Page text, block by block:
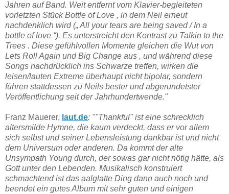
Jahren auf Band. Weit entfernt vom Klavier-begleiteten
vorletzten Stück Bottle of Love , in dem Neil erneut
nachdenklich wird („ All your tears are being saved / In a
bottle of love “). Es unterstreicht den Kontrast zu Talkin to the
Trees . Diese gefühlvollen Momente gleichen die Wut von
Lets Roll Again und Big Change aus , und während diese
Songs nachdrücklich ins Schwarze treffen, wirken die
leisen/lauten Extreme überhaupt nicht bipolar, sondern
führen stattdessen zu Neils bester und abgerundetster
Veröffentlichung seit der Jahrhundertwende."
Franz Mauerer, laut.de: ""Thankful" ist eine schrecklich
altersmilde Hymne, die kaum verdeckt, dass er vor allem
sich selbst und seiner Lebensleistung dankbar ist und nicht
dem Universum oder anderen. Da kommt der alte
Unsympath Young durch, der sowas gar nicht nötig hätte, als
Gott unter den Lebenden. Musikalisch konstruiert
schmachtend ist das aalglatte Ding dann auch noch und
beendet ein gutes Album mit sehr guten und einigen